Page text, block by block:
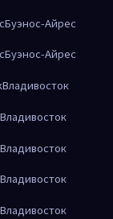
Буэнос-Айрес
Буэнос-Айрес
Владивосток
Владивосток
Владивосток
Владивосток
Владивосток